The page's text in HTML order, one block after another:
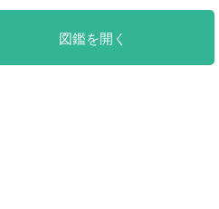
図鑑を開く